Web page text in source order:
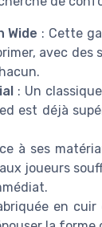
Wide : Cette
avec des
: Un
est déjà
à ses
joueurs
en